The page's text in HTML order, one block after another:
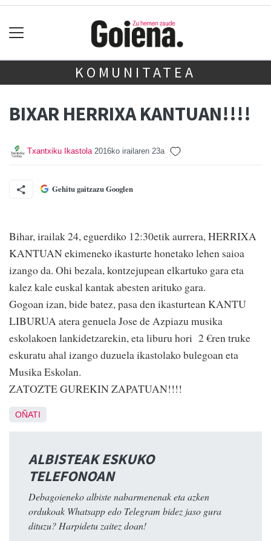
KOMUNITATEA
BIXAR HERRIXA KANTUAN!!!!
Txantxiku Ikastola 2016ko irailaren 23a
Gehitu gaitzazu Googlen
Bihar, irailak 24, eguerdiko 12:30etik aurrera, HERRIXA
KANTUAN ekimeneko ikasturte honetako lehen saioa
izango da. Ohi bezala, kontzejupean elkartuko gara eta
kalez kale euskal kantak abesten arituko gara.
Gogoan izan, bide batez, pasa den ikasturtean KANTU
LIBURUA atera genuela Jose de Azpiazu musika
eskolakoen lankidetzarekin, eta liburu hori 2 €ren truke
eskuratu ahal izango duzuela ikastolako bulegoan eta
Musika Eskolan.
ZATOZTE GUREKIN ZAPATUAN!!!!
OÑATI
ALBISTEAK ESKUKO
TELEFONOAN
Debagoieneko albiste nabarmenenak eta azken
ordukoak Whatsapp edo Telegram bidez jaso gura
dituzu? Harpidetu zaitez doan!